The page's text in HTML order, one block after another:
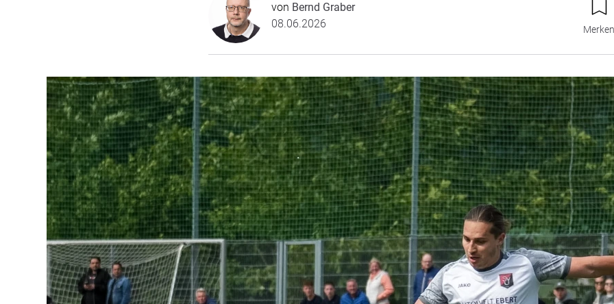
von Bernd Graber
08.06.2026
Merken